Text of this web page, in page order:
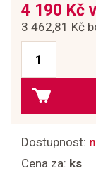
4 190 Kč
3 462,81 Kč
Dostupnost:
Cena za: ks